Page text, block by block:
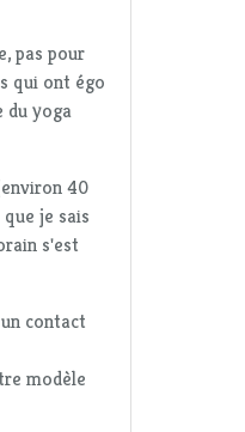
pas pour
qui ont égo
du yoga
40
je sais
s'est
contact
modèle